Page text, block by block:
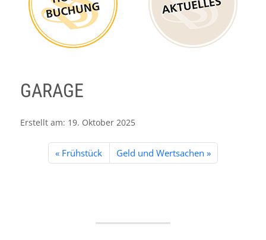
GARAGE
Erstellt am: 19. Oktober 2025
Frühstück Geld und Wertsachen